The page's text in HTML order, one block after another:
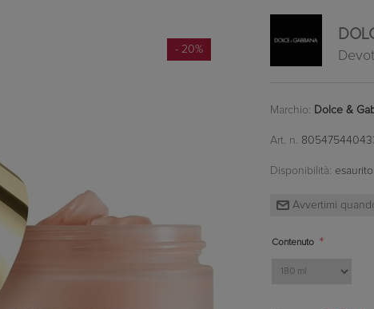
- 20%
Marchio: Dolce &
Art. n.
Disponibilità: esaurito
Contenuto *